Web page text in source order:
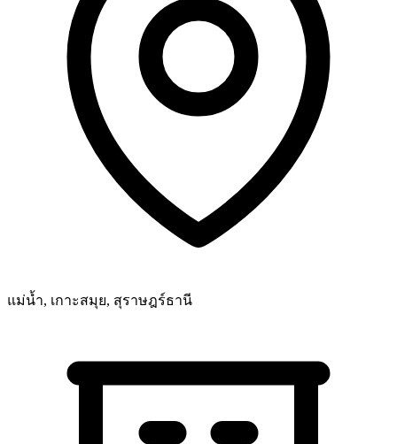
แม่น้ำ, เกาะสมุย, สุราษฎร์ธานี